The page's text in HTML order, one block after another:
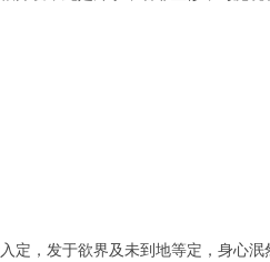
，发于欲界及未到地等定，身心